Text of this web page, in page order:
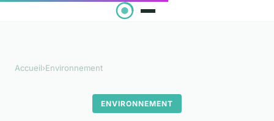
Accueil›Environnement
ENVIRONNEMENT